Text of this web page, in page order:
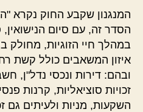
המנגנון שקבע החוק נקרא
הסדר זה, עם סיום
במהלך חיי הזוגיות, מחולק
איזון המשאבים כולל קשת
ובהם: דירות ונכסי נדל"ן,
זכויות סוציאליות, קרנות
השקעות, מניות ולעיתים גם